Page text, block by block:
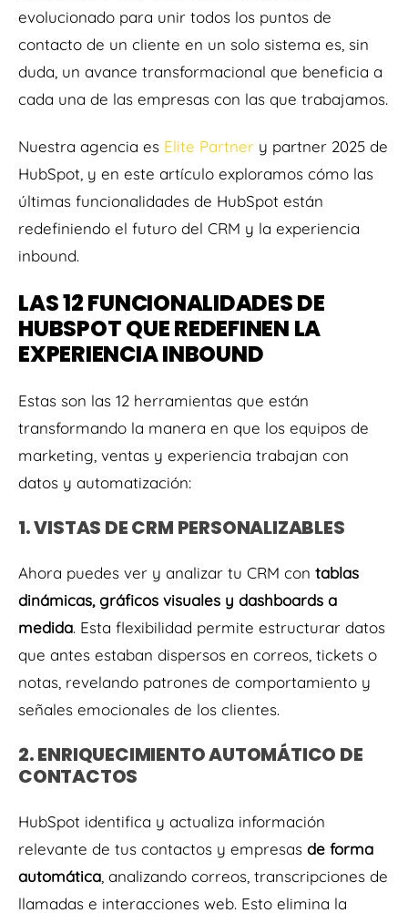
evolucionado para unir todos los puntos de
contacto de un cliente en un solo sistema es, sin
duda, un avance transformacional que beneficia a
cada una de las empresas con las que trabajamos.
Nuestra agencia es Elite Partner y partner 2025 de
HubSpot, y en este artículo exploramos cómo las
últimas funcionalidades de HubSpot están
redefiniendo el futuro del CRM y la experiencia
inbound.
LAS 12 FUNCIONALIDADES DE
HUBSPOT QUE REDEFINEN LA
EXPERIENCIA INBOUND
Estas son las 12 herramientas que están
transformando la manera en que los equipos de
marketing, ventas y experiencia trabajan con
datos y automatización:
1. VISTAS DE CRM PERSONALIZABLES
Ahora puedes ver y analizar tu CRM con tablas
dinámicas, gráficos visuales y dashboards a
medida. Esta flexibilidad permite estructurar datos
que antes estaban dispersos en correos, tickets o
notas, revelando patrones de comportamiento y
señales emocionales de los clientes.
2. ENRIQUECIMIENTO AUTOMÁTICO DE
CONTACTOS
HubSpot identifica y actualiza información
relevante de tus contactos y empresas de forma
automática , analizando correos, transcripciones de
llamadas e interacciones web. Esto elimina la